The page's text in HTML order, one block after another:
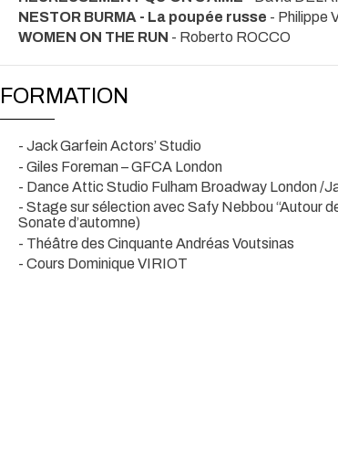
NESTOR BURMA - La poupée russe - Philippe
WOMEN ON THE RUN - Roberto ROCCO
FORMATION
- Jack Garfein Actors’ Studio
- Giles Foreman – GFCA London
- Dance Attic Studio Fulham Broadway London /
- Stage sur sélection avec Safy Nebbou “Autour
Sonate d’automne)
- Théâtre des Cinquante Andréas Voutsinas
- Cours Dominique VIRIOT